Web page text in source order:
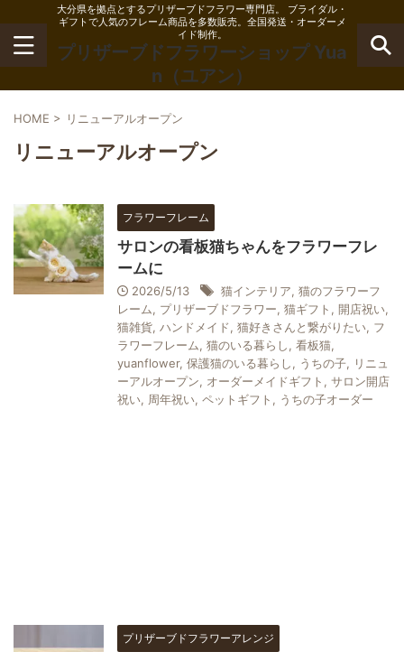
大分県を拠点とするプリザーブドフラワー専門店。 ブライダル・
ギフトで人気のフレーム商品を多数販売。全国発送・オーダーメ
イド制作。
プリザーブドフラワーショップ Yua
n（ユアン）
HOME > リニューアルオープン
リニューアルオープン
フラワーフレーム
サロンの看板猫ちゃんをフラワーフレ
ームに
2026/5/13 猫インテリア, 猫のフラワーフ
レーム, プリザーブドフラワー, 猫ギフト , 開店祝い,
猫雑貨, ハンドメイド, 猫好きさんと繋がりたい, フ
ラワーフレーム, 猫のいる暮らし, 看板猫,
yuanflower, 保護猫のいる暮らし, うちの子, リニュ
ーアルオープン, オーダーメイドギフト , サロン開店
祝い, 周年祝い, ペットギフト , うちの子オーダー
プリザーブドフラワーアレンジ